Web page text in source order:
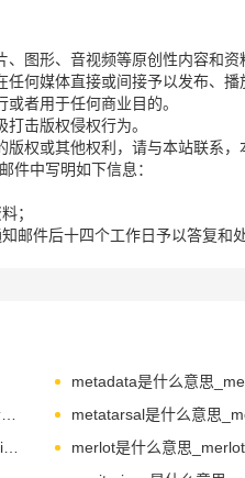
图形、音视频等原创性内容和
何媒体直接或间接予以发布、播
者用于任何商业目的。
击版权侵权行为。
权或其他权利，请与本站联系，
件中写明如下信息：
；
邮件后十四个工作日予以答复和处
metaphysic是什么意思_metaphysic怎么读_音标,metә'fizik
methane是什么意思_methane怎么读_音标ˈmi-θeɪn
merlot是什么意思